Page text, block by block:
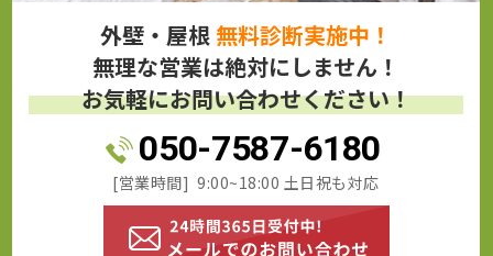
外壁・屋根 無料診断実施中！
無理な営業は絶対にしません！
お気軽にお問い合わせください！
050-7587-6180
[営業時間] 9:00~18:00 土日祝も対応